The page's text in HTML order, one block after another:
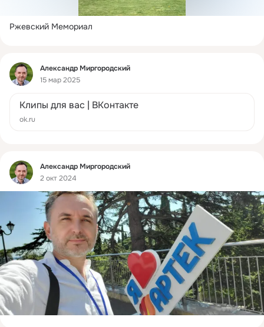
Ржевский Мемориал
Фид
Александр Миргородский
15 мар 2025
Клипы для вас | ВКонтакте
ok.ru
Фид
Александр Миргородский
2 окт 2024